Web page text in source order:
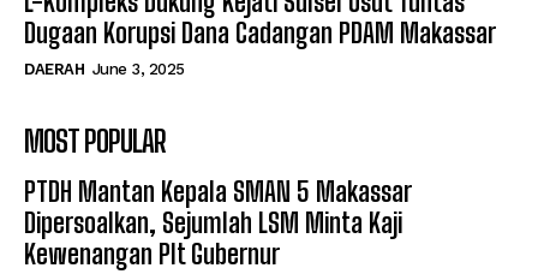
Dugaan Korupsi Dana Cadangan PDAM Makassar
DAERAH June 3, 2025
MOST POPULAR
PTDH Mantan Kepala SMAN 5 Makassar
Dipersoalkan, Sejumlah LSM Minta Kaji
Kewenangan Plt Gubernur